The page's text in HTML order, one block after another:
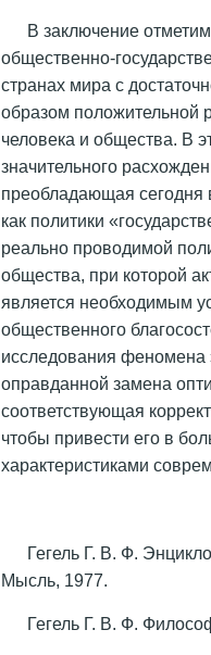
В заключение
общественно-
странах мира с
образом положительной
человека и общества. В
значительного
преобладающая сегодня
как политики
реально проводимой
общества, при которой
является необходимым
общественного
исследования феномена
оправданной замена
соответствующая
чтобы привести его в
характеристиками
Гегель Г. В. Ф.
Мысль, 1977.
Гегель Г. В. Ф.